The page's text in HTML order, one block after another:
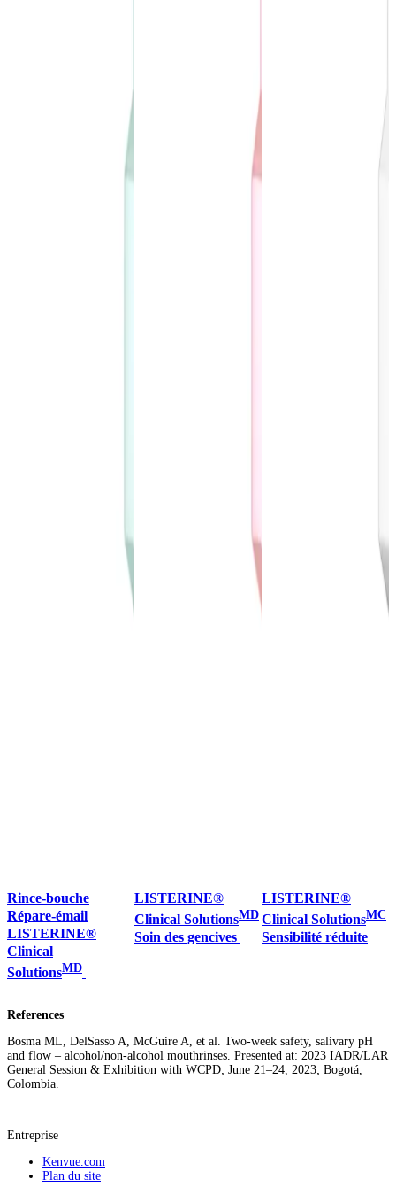
Rince-bouche
Répare-émail
LISTERINE®
Clinical
SolutionsMD
LISTERINE®
Clinical SolutionsMD
Soin des gencives
LISTERINE®
Clinical SolutionsMC
Sensibilité réduite
References
Bosma ML, DelSasso A, McGuire A, et al. Two-week safety, salivary pH
and flow – alcohol/non-alcohol mouthrinses. Presented at: 2023 IADR/LAR
General Session & Exhibition with WCPD; June 21–24, 2023; Bogotá,
Colombia.
Entreprise
Kenvue.com
Plan du site